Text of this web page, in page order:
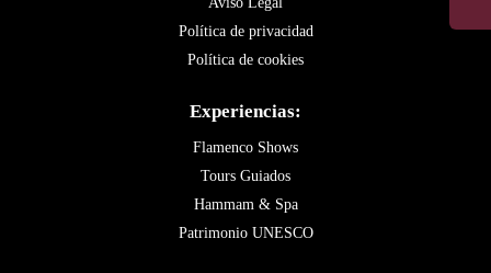
Política de privacidad
Política de cookies
Experiencias:
Flamenco Shows
Tours Guiados
Hammam & Spa
Patrimonio UNESCO